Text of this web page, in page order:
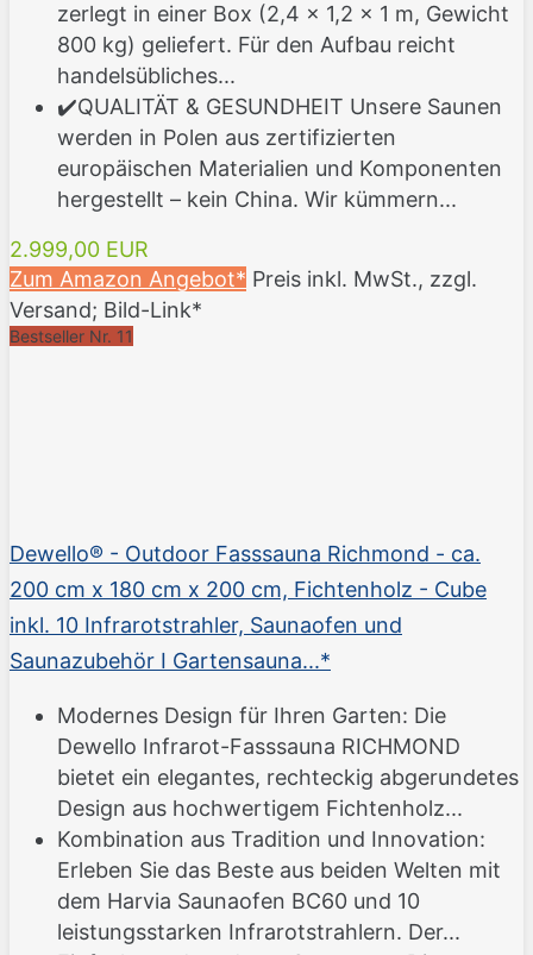
zerlegt in einer Box (2,4 × 1,2 × 1 m, Gewicht
800 kg) geliefert. Für den Aufbau reicht
handelsübliches...
✔️QUALITÄT & GESUNDHEIT Unsere Saunen
werden in Polen aus zertifizierten
europäischen Materialien und Komponenten
hergestellt – kein China. Wir kümmern...
2.999,00 EUR
Zum Amazon Angebot* Preis inkl. MwSt., zzgl.
Versand; Bild-Link*
Bestseller Nr. 11
Dewello® - Outdoor Fasssauna Richmond - ca.
200 cm x 180 cm x 200 cm, Fichtenholz - Cube
inkl. 10 Infrarotstrahler, Saunaofen und
Saunazubehör I Gartensauna...*
Modernes Design für Ihren Garten: Die
Dewello Infrarot-Fasssauna RICHMOND
bietet ein elegantes, rechteckig abgerundetes
Design aus hochwertigem Fichtenholz...
Kombination aus Tradition und Innovation:
Erleben Sie das Beste aus beiden Welten mit
dem Harvia Saunaofen BC60 und 10
leistungsstarken Infrarotstrahlern. Der...